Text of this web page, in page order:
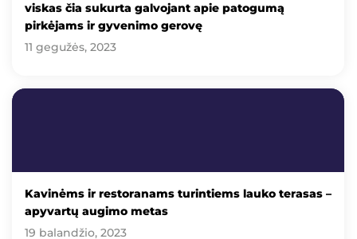
viskas čia sukurta galvojant apie patogumą
pirkėjams ir gyvenimo gerovę
11 gegužės, 2023
Kavinėms ir restoranams turintiems lauko terasas –
apyvartų augimo metas
19 balandžio, 2023